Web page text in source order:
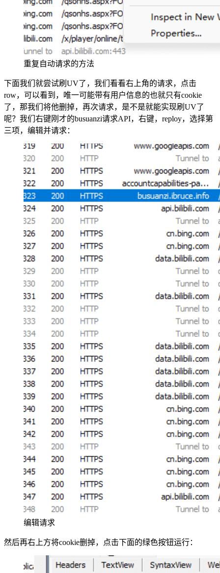
重复自动请求的方法
下面我们就尝试刷UV了，我们看看右上角的请求，点击
row，可以看到，唯一可能带有用户信息的也就只有cookie
了，那我们将他删掉，再次请求，是不是就能实现刷UV了
呢？我们右键刚才的busuanzi请求API，右键，reploy，选择第
三项，编辑并请求：
编辑请求
然后再右上方将cookie删掉，点击下面的绿色按钮运行：